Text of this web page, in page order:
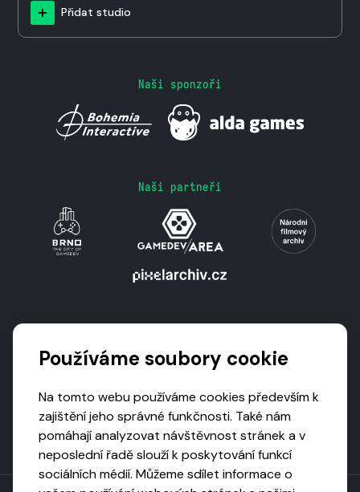
Přidat studio
Naši sponzoři
Naši partneři
Používáme soubory cookie
Na tomto webu používáme cookies především k
zajištění jeho správné funkčnosti. Také nám
pomáhají analyzovat návštěvnost stránek a v
neposlední řadě slouží k poskytování funkcí
sociálních médií. Můžeme sdílet informace o